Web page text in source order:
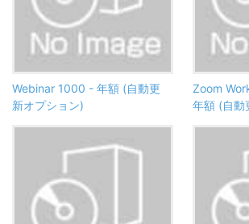
Webinar 1000 - 年額 (自動更
新オプション)
Zoom
年額 (自動